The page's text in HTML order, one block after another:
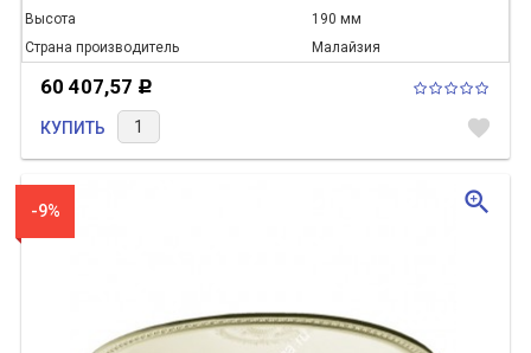
Высота
190 мм
Страна производитель
Малайзия
60 407,57 Р
КУПИТЬ favorite
-9% zoom_in